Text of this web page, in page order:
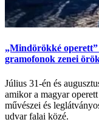
„Mindörökké
gramofonok zenei
Július 31-én és
amikor a magyar
művészei és
udvar falai közé.